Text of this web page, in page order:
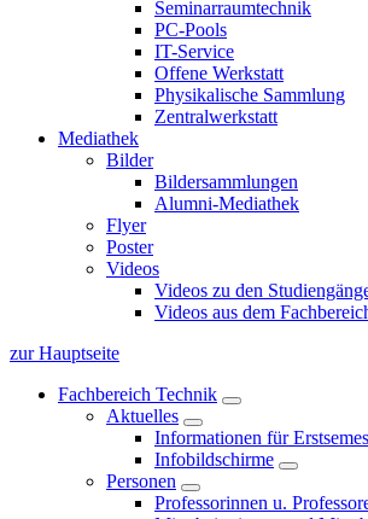
Seminarraumtechnik
PC-Pools
IT-Service
Offene Werkstatt
Physikalische Sammlung
Zentralwerkstatt
Mediathek
Bilder
Bildersammlungen
Alumni-Mediathek
Flyer
Poster
Videos
Videos zu den
Videos aus dem
zur Hauptseite
Fachbereich Technik
Aktuelles
Informationen für
Infobildschirme
Personen
Professorinnen u.